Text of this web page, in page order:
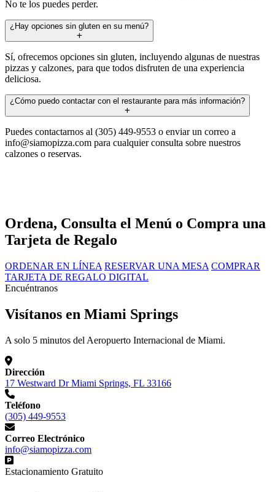
No te los puedes perder.
¿Hay opciones sin gluten en su menú?
Sí, ofrecemos opciones sin gluten, incluyendo algunas de nuestras
pizzas y calzones, para que todos disfruten de una experiencia
deliciosa.
¿Cómo puedo contactar con el restaurante para más información?
Puedes contactarnos al (305) 449-9553 o enviar un correo a
info@siamopizza.com para cualquier consulta sobre nuestros
calzones o reservas.
Ordena, Consulta el Menú o Compra una
Tarjeta de Regalo
ORDENAR EN LÍNEA RESERVAR UNA MESA COMPRAR
TARJETA DE REGALO DIGITAL
Encuéntranos
Visítanos en Miami Springs
A solo 5 minutos del Aeropuerto Internacional de Miami.
Dirección
17 Westward Dr Miami Springs, FL 33166
Teléfono
(305) 449-9553
Correo Electrónico
info@siamopizza.com
Estacionamiento Gratuito